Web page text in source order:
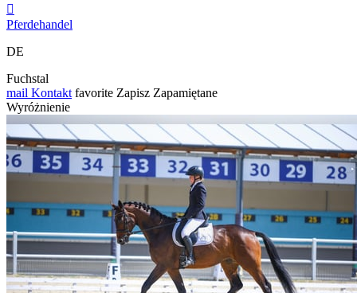

Pferdehandel
DE
Fuchstal
mail Kontakt favorite Zapisz Zapamiętane
Wyróżnienie